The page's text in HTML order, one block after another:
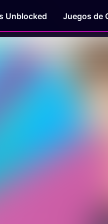
Unblocked Juegos de